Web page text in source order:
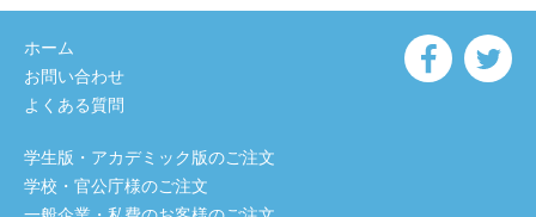
ホーム
お問い合わせ
よくある質問
学生版・アカデミック版のご注文
学校・官公庁様のご注文